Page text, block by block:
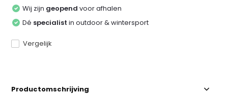
Wij zijn geopend voor afhalen
Dé specialist in outdoor & wintersport
Vergelijk
Productomschrijving